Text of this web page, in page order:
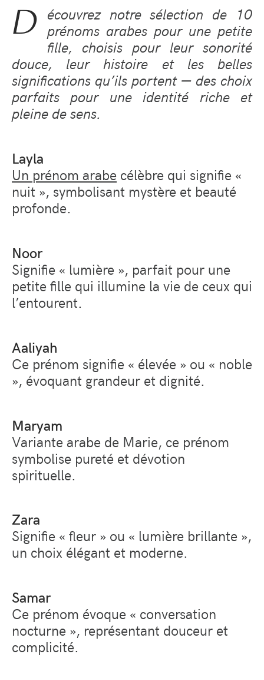
D écouvrez notre sélection de 10
prénoms arabes pour une petite
fille, choisis pour leur sonorité
douce, leur histoire et les belles
significations qu’ils portent — des choix
parfaits pour une identité riche et
pleine de sens.
Layla
Un prénom arabe célèbre qui signifie «
nuit », symbolisant mystère et beauté
profonde.
Noor
Signifie « lumière », parfait pour une
petite fille qui illumine la vie de ceux qui
l’entourent.
Aaliyah
Ce prénom signifie « élevée » ou « noble
», évoquant grandeur et dignité.
Maryam
Variante arabe de Marie, ce prénom
symbolise pureté et dévotion
spirituelle.
Zara
Signifie « fleur » ou « lumière brillante »,
un choix élégant et moderne.
Samar
Ce prénom évoque « conversation
nocturne », représentant douceur et
complicité.